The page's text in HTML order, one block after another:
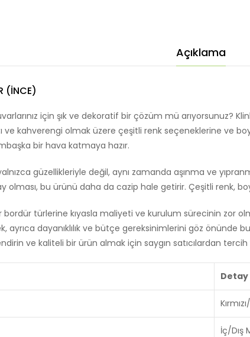
Açıklama
(İNCE)
için şık ve dekoratif bir çözüm mü arıyorsunuz?
ve kahverengi olmak üzere çeşitli renk seçeneklerine
bir hava katmaya hazır.
güzellikleriyle değil, aynı zamanda aşınma ve
olması, bu ürünü daha da cazip hale getirir. Çeşitli renk,
türlerine kıyasla maliyeti ve kurulum sürecinin zor
ayrıca dayanıklılık ve bütçe gereksinimlerini göz önünde
ve kaliteli bir ürün almak için saygın satıcılardan tercih
Detay
İç/Dış